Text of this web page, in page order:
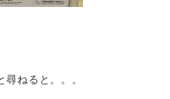
ねると。。。